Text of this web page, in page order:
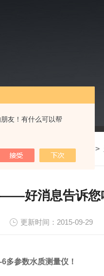
友！有什么可以帮
我的位置： >
好消息告诉您
更新时间：2015-09-29
多参数水质测量仪！